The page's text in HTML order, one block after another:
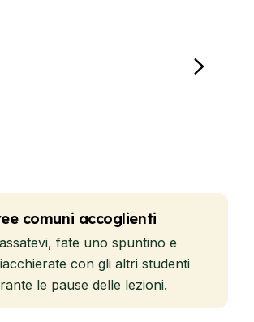
comuni accoglienti
fate uno spuntino e
con gli altri studenti
le pause delle lezioni.